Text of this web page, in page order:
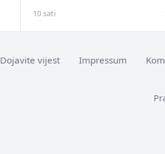
10 sati
Dojavite vijest Impressum